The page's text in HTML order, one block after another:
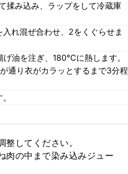
揉み込み、ラップをして冷蔵庫
れ混ぜ合わせ、2をくぐらせま
油を注ぎ、180℃に熱します。
通り衣がカラッとするまで3分程
してください。
肉の中まで染み込みジュー